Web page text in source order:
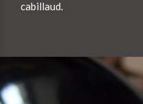
cabillaud.